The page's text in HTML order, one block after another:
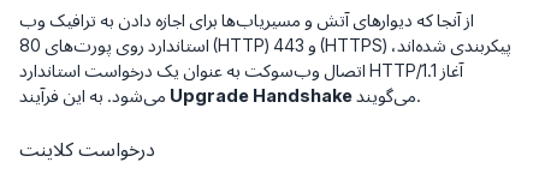
از آنجا که دیوارهای آتش و مسیریاب‌ها برای اجازه دادن به ترافیک وب
استاندارد روی پورت‌های 80 (HTTP) و 443 (HTTPS) پیکربندی شده‌اند،
اتصال وب‌سوکت به عنوان یک درخواست استاندارد HTTP/1.1 آغاز
Upgrade Handshake می‌گویند.
درخواست کلاینت